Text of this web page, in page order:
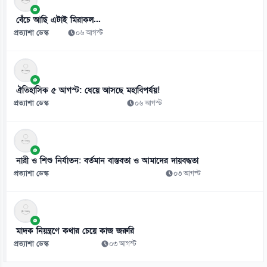
০৮ আগস্ট
বেঁচে আছি এটাই মিরাকল...
প্রত্যাশা ডেস্ক ০৬ আগস্ট
ঐতিহাসিক ৫ আগস্ট: ধেয়ে আসছে মহাবিপর্যয়!
প্রত্যাশা ডেস্ক ০৬ আগস্ট
নারী ও শিশু নির্যাতন: বর্তমান বাস্তবতা ও আমাদের দায়বদ্ধতা
প্রত্যাশা ডেস্ক ০৩ আগস্ট
মাদক নিয়ন্ত্রণে কথার চেয়ে কাজ জরুরি
প্রত্যাশা ডেস্ক ০৩ আগস্ট